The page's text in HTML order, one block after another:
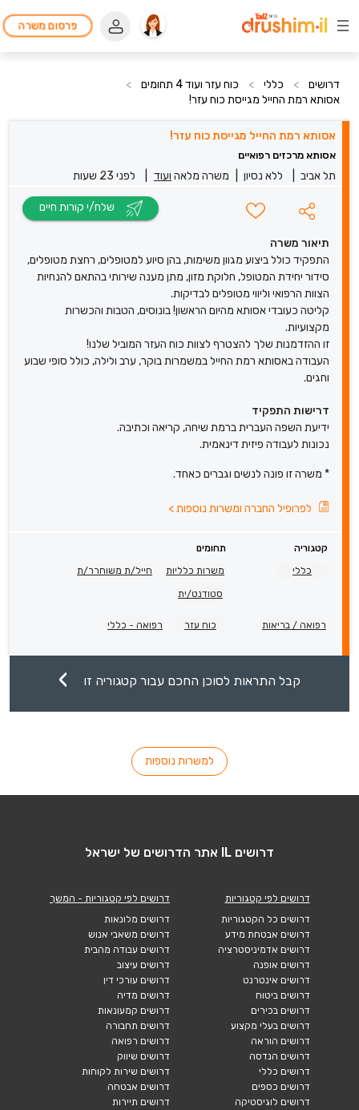
פרסום משרה
דרושים > כללי > כוח עזר ועוד 4 תחומים
>
אסותא רמת החייל מגייסת כוח עזר!
אסותא רמת החייל מגייסת כוח עזר!
אסותא מרכזים רפואיים
תל אביב ללא נסיון משרה מלאה ועוד לפני 23 שעות
תיאור משרה
התפקיד כולל ביצוע מגוון משימות, בהן סיוע למטופלים, רחצת מטופלים,
סידור יחידת המטופל, חלוקת מזון, מתן מענה שירותי בהתאם להנחיות
הצוות הרפואי וליווי מטופלים לבדיקות.
קליטה כעובדי אסותא מהיום הראשון! בונוסים, הטבות והכשרות
מקצועיות.
זו ההזדמנות שלך להצטרף לצוות כוח העזר המוביל שלנו!
העבודה באסותא רמת החייל במשמרות בוקר, ערב ולילה, כולל סופי שבוע
וחגים.
דרישות התפקיד
ידיעת השפה העברית ברמת שיחה, קריאה וכתיבה.
נכונות לעבודה פיזית דינאמית.
* משרה זו פונה לנשים וגברים כאחד.
לפרופיל החברה ומשרות נוספות>
קטגוריה
תחומים
כללי
משרות כלליות חייל/ת משוחרר/ת
סטודנט/ית
רפואה / בריאות כוח עזר רפואה - כללי
קבל התראות לסוכן החכם עבור קטגוריה זו
למשרות נוספות
דרושים IL אתר הדרושים של ישראל
דרושים לפי קטגוריות
דרושים כל הקטגוריות
דרושים אבטחת מידע
דרושים אדמיניסטרציה
דרושים אופנה
דרושים אינטרנט
דרושים ביטוח
דרושים בכירים
דרושים בעלי מקצוע
דרושים הוראה
דרושים הנדסה
דרושים כללי
דרושים כספים
דרושים לוגיסטיקה
דרושים לפי קטגוריות - המשך
דרושים מלונאות
דרושים משאבי אנוש
דרושים עבודה מהבית
דרושים עיצוב
דרושים עורכי דין
דרושים מדיה
דרושים קמעונאות
דרושים תחבורה
דרושים רפואה
דרושים שיווק
דרושים שירות לקוחות
דרושים אבטחה
דרושים תיירות